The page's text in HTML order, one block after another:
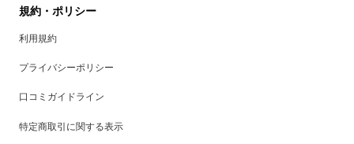
規約・ポリシー
利用規約
プライバシーポリシー
口コミガイドライン
特定商取引に関する表示